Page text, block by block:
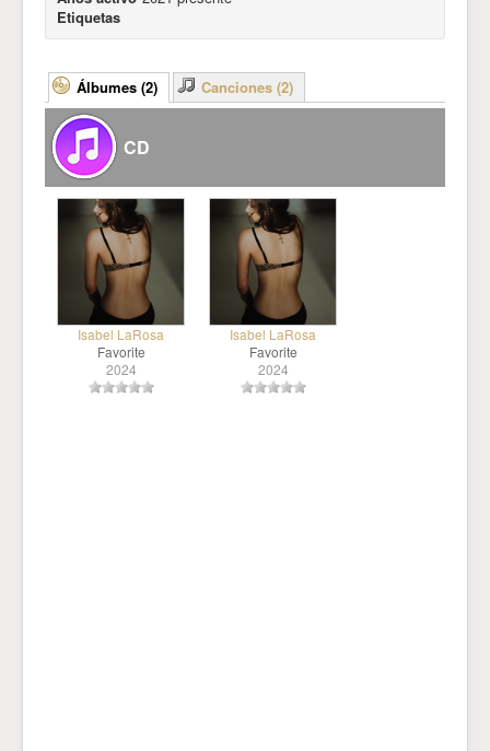
Etiquetas
Álbumes (2) Canciones (2)
CD
Isabel LaRosa
Favorite
2024
Isabel LaRosa
Favorite
2024